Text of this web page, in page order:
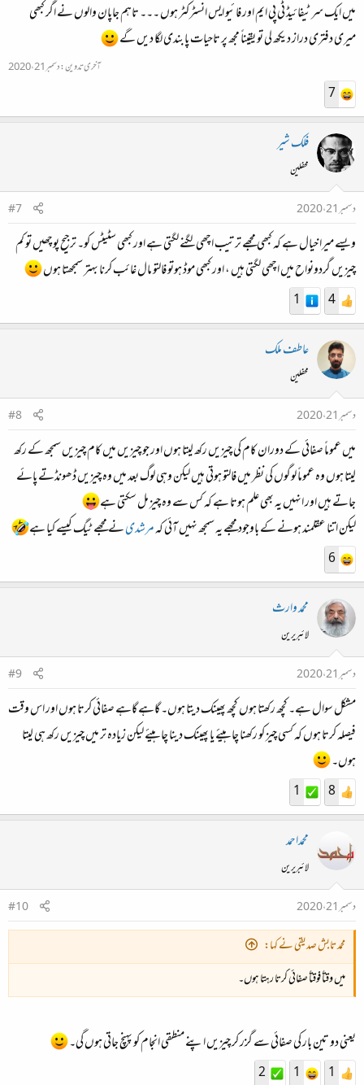
میں ایک سرٹیفائیڈ ٹی پی ایم اور فائیو ایس انسٹرکٹر ہوں ۔۔۔ تاہم جاپان والوں نے اگر کبھی
میری دفتری دراز دیکھ لی تو یقیناً مجھ پر تاحیات پابندی لگا دیں گے
آخری تدوین:دسمبر 21، 2020
7
فلک شیر
محفلین
دسمبر 21، 2020
#7
ویسے میرا خیال ہے کہ کبھی مجھے ترتیب اچھی لگنے لگتی ہے اور کبھی سٹیٹس کو۔ ترجیح پوچھیں تو کم
چیزیں گردونواح میں اچھی لگتی ہیں ، اور کبھی موڈ ہوتو فالتو مال غائب کرنا بہتر سمجھتا ہوں
4
1
عاطف ملک
محفلین
دسمبر 21، 2020
#8
میں عموماً صفائی کے دوران کام کی چیزیں رکھ لیتا ہوں اور جو چیزیں میں کام چیزیں سمجھ کے رکھ
لیتا ہوں وہ عموماً لوگوں کی نظر میں فالتو ہوتی ہیں لیکن وہی لوگ بعد میں وہ چیزیں ڈھونڈتے پائے
جاتے ہیں اور انہیں یہ بھی علم ہوتا ہے کہ کس سے وہ چیز مل سکتی ہے
لیکن اتنا عقلمند ہونے کے باوجود مجھے یہ سمجھ نہیں آئی کہمرشدینے مجھے ٹیگ کیسے کیا ہے
6
محمد وارث
لائبریرین
دسمبر 21، 2020
#9
مشکل سوال ہے۔ کچھ رکھتا ہوں کچھ پھینک دیتا ہوں۔ گاہے گاہے صفائی کرتا ہوں اور اس وقت
فیصلہ کرتا ہوں کہ کسی چیز کو رکھنا چاہیئے یا پھینک دینا چاہیئے لیکن زیادہ تر میں چیزیں رکھ ہی لیتا
ہوں۔
8
1
محمداحمد
لائبریرین
دسمبر 21، 2020
#10
محمد تابش صدیقی نے کہا:
میں وقتاً فوقتاً صفائی کرتا رہتا ہوں۔
یعنی دو تین بار کی صفائی سے گزر کر چیزیں اپنے منطقی انجام کو پہنچ جاتی ہوں گی۔
1
1
2